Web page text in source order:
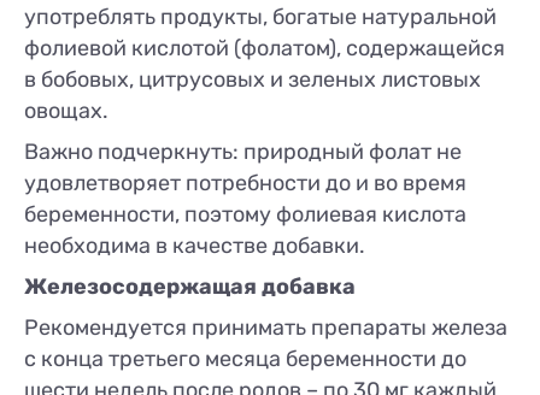
употреблять продукты, богатые натуральной
фолиевой кислотой (фолатом), содержащейся
в бобовых, цитрусовых и зеленых листовых
овощах.
Важно подчеркнуть: природный фолат не
удовлетворяет потребности до и во время
беременности, поэтому фолиевая кислота
необходима в качестве добавки.
Железосодержащая добавка
Рекомендуется принимать препараты железа
с конца третьего месяца беременности до
шести недель после родов – по 30 мг каждый